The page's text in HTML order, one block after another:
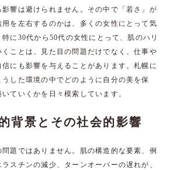
響は避けられません。その中で「若さ」が
用を左右するのかは、多くの女性にとって気
に30代から50代の女性にとって、肌のハリ
ことは、見た目の問題だけでなく、仕事や
信にも影響を与えることがあります。札幌に
した環境の中でどのように自分の美を保
ていくかを日々模索しています。
背景とその社会的影響
題ではありません。肌の構造的な要素、例
スチンの減少、ターンオーバーの遅れが、